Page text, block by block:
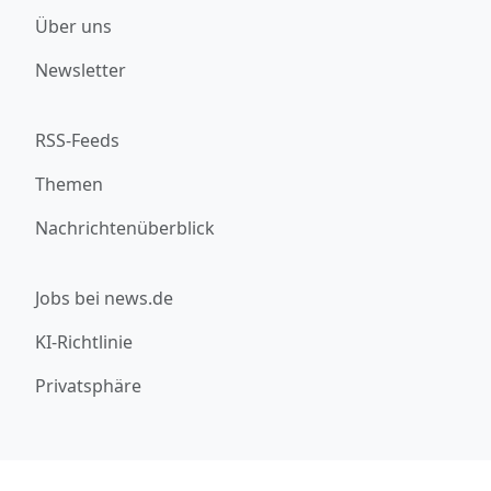
Über uns
Newsletter
RSS-Feeds
Themen
Nachrichtenüberblick
Jobs bei news.de
KI-Richtlinie
Privatsphäre